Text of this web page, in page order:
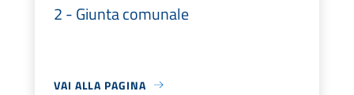
2 - Giunta comunale
VAI ALLA PAGINA